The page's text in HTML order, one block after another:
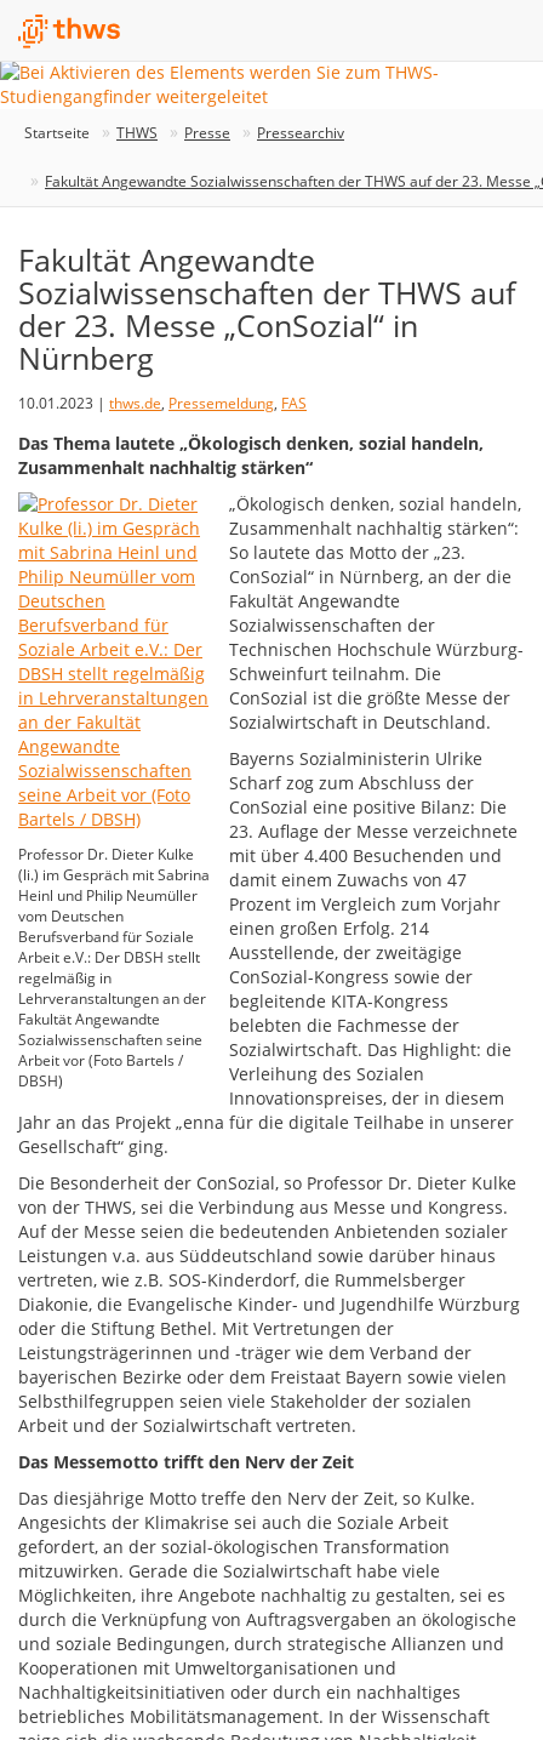
Startseite THWS Presse Pressearchiv
Fakultät Angewandte Sozialwissenschaften der THWS auf der 23. Messe
Fakultät Angewandte
Sozialwissenschaften der THWS auf
der 23. Messe „ConSozial“ in
Nürnberg
10.01.2023 | thws.de, Pressemeldung, FAS
Das Thema lautete „Ökologisch denken, sozial handeln,
Zusammenhalt nachhaltig stärken“
Professor Dr. Dieter Kulke
(li.) im Gespräch mit Sabrina
Heinl und Philip Neumüller
vom Deutschen
Berufsverband für Soziale
Arbeit e.V.: Der DBSH stellt
regelmäßig in
Lehrveranstaltungen an der
Fakultät Angewandte
Sozialwissenschaften seine
Arbeit vor (Foto Bartels /
DBSH)
„Ökologisch denken, sozial handeln,
Zusammenhalt nachhaltig stärken“:
So lautete das Motto der „23.
ConSozial“ in Nürnberg, an der die
Fakultät Angewandte
Sozialwissenschaften der
Technischen Hochschule Würzburg-
Schweinfurt teilnahm. Die
ConSozial ist die größte Messe der
Sozialwirtschaft in Deutschland.
Bayerns Sozialministerin Ulrike
Scharf zog zum Abschluss der
ConSozial eine positive Bilanz: Die
23. Auflage der Messe verzeichnete
mit über 4.400 Besuchenden und
damit einem Zuwachs von 47
Prozent im Vergleich zum Vorjahr
einen großen Erfolg. 214
Ausstellende, der zweitägige
ConSozial-Kongress sowie der
begleitende KITA-Kongress
belebten die Fachmesse der
Sozialwirtschaft. Das Highlight: die
Verleihung des Sozialen
Innovationspreises, der in diesem
Jahr an das Projekt „enna für die digitale Teilhabe in unserer
Gesellschaft“ ging.
Die Besonderheit der ConSozial, so Professor Dr. Dieter Kulke
von der THWS, sei die Verbindung aus Messe und Kongress.
Auf der Messe seien die bedeutenden Anbietenden sozialer
Leistungen v.a. aus Süddeutschland sowie darüber hinaus
vertreten, wie z.B. SOS-Kinderdorf, die Rummelsberger
Diakonie, die Evangelische Kinder- und Jugendhilfe Würzburg
oder die Stiftung Bethel. Mit Vertretungen der
Leistungsträgerinnen und -träger wie dem Verband der
bayerischen Bezirke oder dem Freistaat Bayern sowie vielen
Selbsthilfegruppen seien viele Stakeholder der sozialen
Arbeit und der Sozialwirtschaft vertreten.
Das Messemotto trifft den Nerv der Zeit
Das diesjährige Motto treffe den Nerv der Zeit, so Kulke.
Angesichts der Klimakrise sei auch die Soziale Arbeit
gefordert, an der sozial-ökologischen Transformation
mitzuwirken. Gerade die Sozialwirtschaft habe viele
Möglichkeiten, ihre Angebote nachhaltig zu gestalten, sei es
durch die Verknüpfung von Auftragsvergaben an ökologische
und soziale Bedingungen, durch strategische Allianzen und
Kooperationen mit Umweltorganisationen und
Nachhaltigkeitsinitiativen oder durch ein nachhaltiges
betriebliches Mobilitätsmanagement. In der Wissenschaft